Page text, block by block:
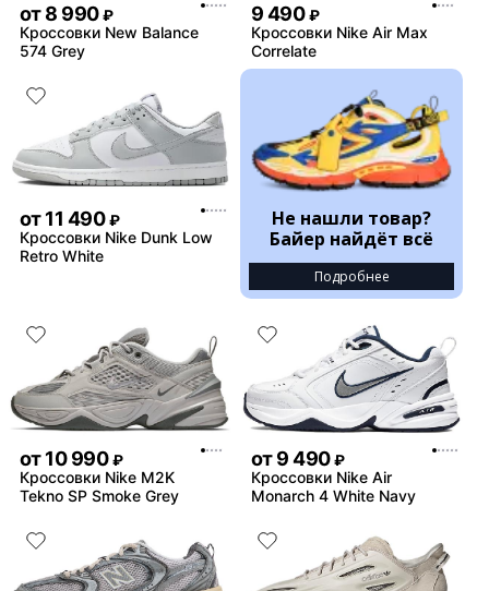
от8 990 ₽
Кроссовки New Balance
574 Grey
9 490 ₽
Кроссовки Nike Air Max
Correlate
от11 490 ₽
Кроссовки Nike Dunk Low
Retro White
Не нашли товар?
Байер найдёт всё
Подробнее
от10 990 ₽
Кроссовки Nike M2K
Tekno SP Smoke Grey
от9 490 ₽
Кроссовки Nike Air
Monarch 4 White Navy